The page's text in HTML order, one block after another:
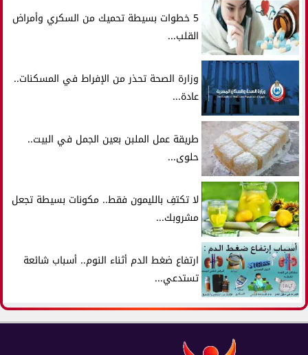
5 خطوات بسيطة تحميك من السكري وأمراض
القلب...
وزارة الصحة تحذر من الإفراط في المسكنات..
عادة...
طريقة عمل الملبن بعين الجمل في البيت..
حلوى...
لا تكتفِ بالليمون فقط.. مكونات بسيطة تجعل
مشروبك...
ارتفاع ضغط الدم أثناء النوم.. أسباب شائعة
تستدعي...